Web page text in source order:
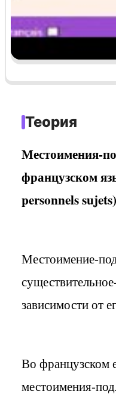
Теория
Местоимения-
французском
personnels sujets)
Местоимение-
зависимости от
Во французском
местоимения-